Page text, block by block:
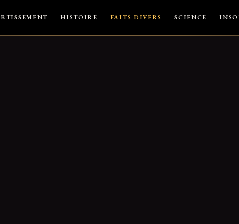
HISTOIRE FAITS DIVERS SCIENCE